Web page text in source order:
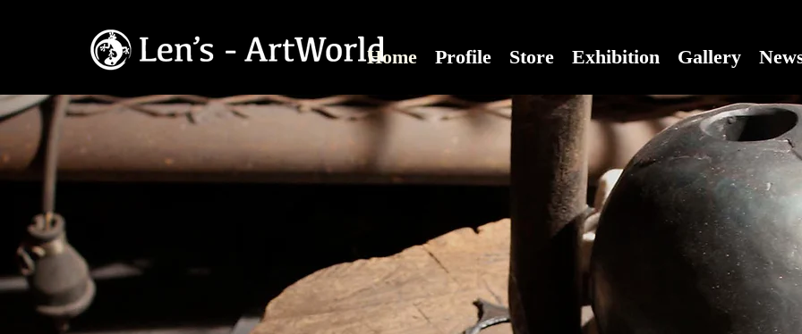
Home Profile Store Exhibition Gallery
鉄の彫刻作品を作り続け